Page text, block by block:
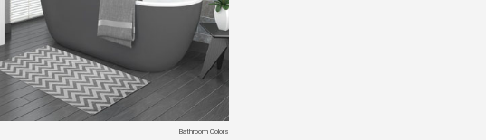
Bathroom Colors